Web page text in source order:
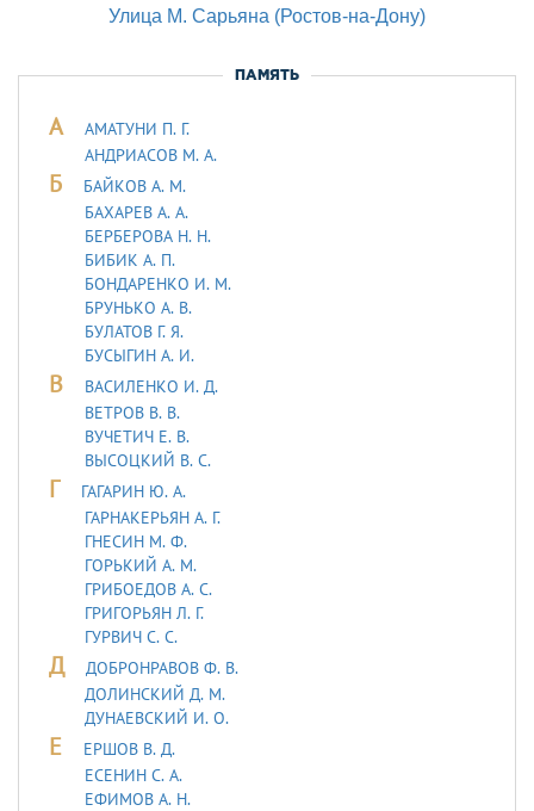
Улица М. Сарьяна (Ростов-на-Дону)
ПАМЯТЬ
А
АМАТУНИ П. Г.
АНДРИАСОВ М. А.
Б
БАЙКОВ А. М.
БАХАРЕВ А. А.
БЕРБЕРОВА Н. Н.
БИБИК А. П.
БОНДАРЕНКО И. М.
БРУНЬКО А. В.
БУЛАТОВ Г. Я.
БУСЫГИН А. И.
В
ВАСИЛЕНКО И. Д.
ВЕТРОВ В. В.
ВУЧЕТИЧ Е. В.
ВЫСОЦКИЙ В. С.
Г
ГАГАРИН Ю. А.
ГАРНАКЕРЬЯН А. Г.
ГНЕСИН М. Ф.
ГОРЬКИЙ А. М.
ГРИБОЕДОВ А. С.
ГРИГОРЬЯН Л. Г.
ГУРВИЧ С. С.
Д
ДОБРОНРАВОВ Ф. В.
ДОЛИНСКИЙ Д. М.
ДУHАЕВСКИЙ И. О.
Е
ЕРШОВ В. Д.
ЕСЕНИН С. А.
ЕФИМОВ А. Н.